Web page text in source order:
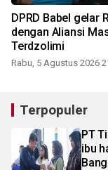
DPRD Babel gelar
dengan Aliansi
Terdzolimi
Rabu, 5 Agustus 2026
Terpopuler
PT
ibu